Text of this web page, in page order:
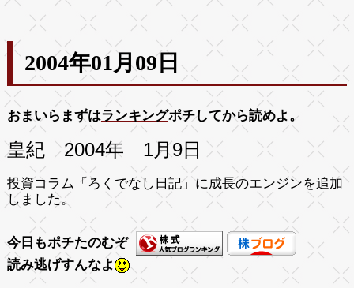
2004年01月09日
おまいらまずはランキングポチしてから読めよ。
皇紀 2004年 1月9日
投資コラム「ろくでなし日記」に 成長のエンジンを追加
しました。
今日もポチたのむぞ
読み逃げすんなよ